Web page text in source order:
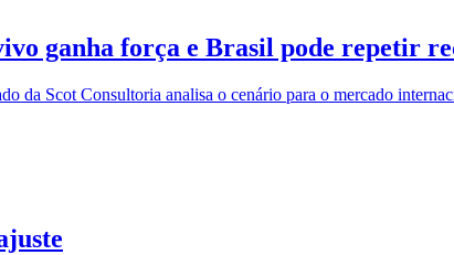
ganha força e Brasil pode repetir
da Scot Consultoria analisa o cenário para o mercado